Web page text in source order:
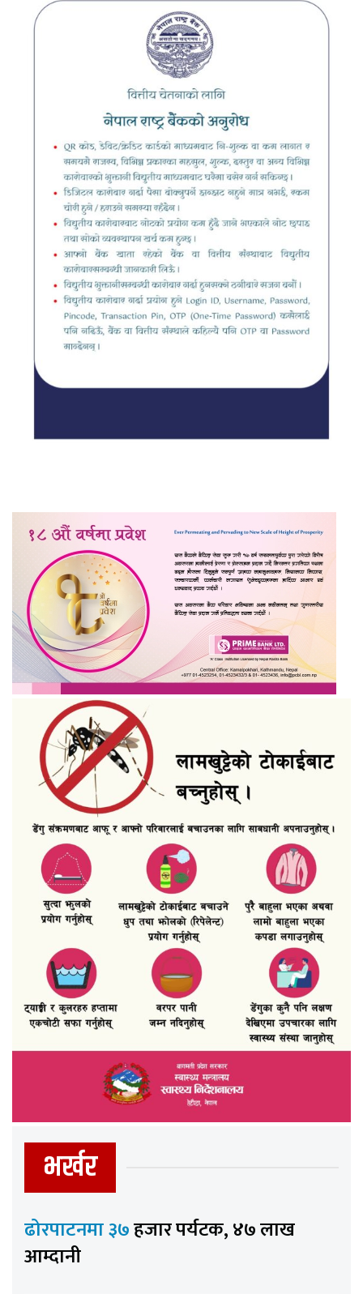
भर्खर
ढोरपाटनमा ३७हजार पर्यटक, ४७ लाख
आम्दानी